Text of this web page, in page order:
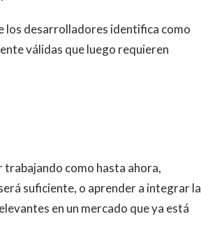
los desarrolladores identifica como
válidas que luego requieren
como hasta ahora,
suficiente, o aprender a integrar la
en un mercado que ya está